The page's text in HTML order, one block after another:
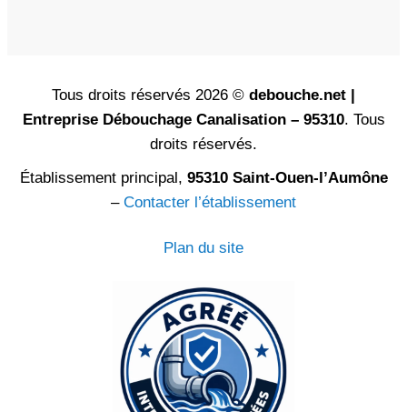
Tous droits réservés 2026 © debouche.net |
Entreprise Débouchage Canalisation – 95310. Tous
droits réservés.
Établissement principal, 95310 Saint-Ouen-l’Aumône
– Contacter l’établissement
Plan du site